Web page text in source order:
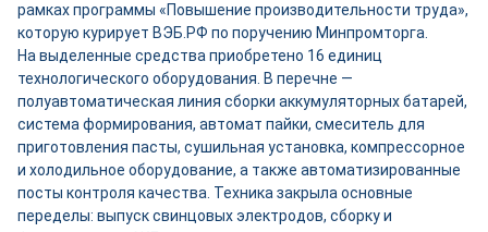
рамках программы «Повышение производительности труда»,
которую курирует ВЭБ.РФ по поручению Минпромторга.
На выделенные средства приобретено 16 единиц
технологического оборудования. В перечне —
полуавтоматическая линия сборки аккумуляторных батарей,
система формирования, автомат пайки, смеситель для
приготовления пасты, сушильная установка, компрессорное
и холодильное оборудование, а также автоматизированные
посты контроля качества. Техника закрыла основные
переделы: выпуск свинцовых электродов, сборку и